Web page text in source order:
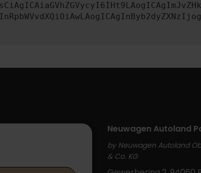
Neuwagen Autoland
by Neuwagen Autoland
& Co. KG